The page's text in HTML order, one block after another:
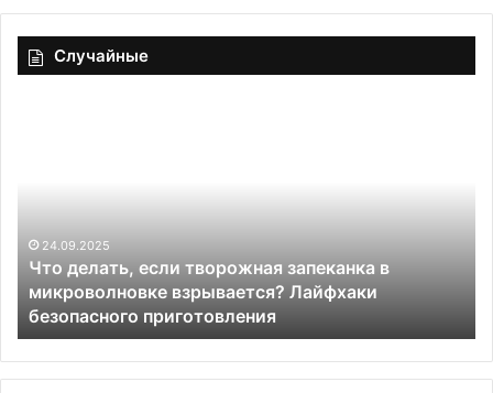
Случайные
запеканка в
Лайфхаки
их
в
ресторанах?
22.09.2025
Диетический напиток